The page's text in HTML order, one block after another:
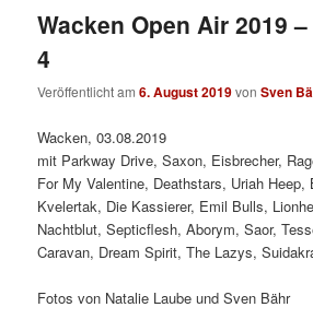
Wacken Open Air 2019
4
Veröffentlicht am6. August 2019vonSven
Wacken, 03.08.2019
mit Parkway Drive, Saxon, Eisbrecher,
For My Valentine, Deathstars, Uriah
Kvelertak, Die Kassierer, Emil Bulls,
Nachtblut, Septicflesh, Aborym, Saor,
Caravan, Dream Spirit, The Lazys,
Fotos von Natalie Laube und Sven Bähr